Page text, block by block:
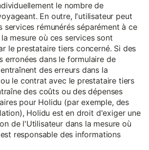
le nombre de
En outre, l'utilisateur peut
services rémunérés séparément à ce
mesure où ces services sont
le prestataire tiers concerné. Si des
erronées dans le formulaire de
des erreurs dans la
le contrat avec le prestataire tiers
des coûts ou des dépenses
pour Holidu (par exemple, des
Holidu est en droit d'exiger une
de l'Utilisateur dans la mesure où
responsable des informations